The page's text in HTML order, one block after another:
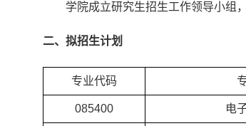
学院成立研究生招生工作领导小组
二、拟招生计划
专业代码
085400 电